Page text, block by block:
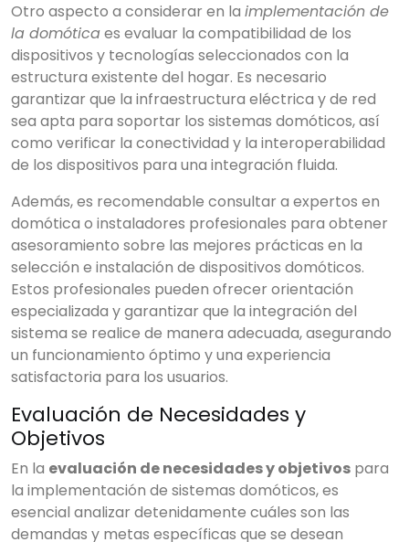
Otro aspecto a considerar en la implementación de
la domóticaes evaluar la compatibilidad de los
dispositivos y tecnologías seleccionados con la
estructura existente del hogar. Es necesario
garantizar que la infraestructura eléctrica y de red
sea apta para soportar los sistemas domóticos, así
como verificar la conectividad y la interoperabilidad
de los dispositivos para una integración fluida.
Además, es recomendable consultar a expertos en
domótica o instaladores profesionales para obtener
asesoramiento sobre las mejores prácticas en la
selección e instalación de dispositivos domóticos.
Estos profesionales pueden ofrecer orientación
especializada y garantizar que la integración del
sistema se realice de manera adecuada, asegurando
un funcionamiento óptimo y una experiencia
satisfactoria para los usuarios.
Evaluación de Necesidades y
Objetivos
En la evaluación de necesidades y objetivos para
la implementación de sistemas domóticos, es
esencial analizar detenidamente cuáles son las
demandas y metas específicas que se desean